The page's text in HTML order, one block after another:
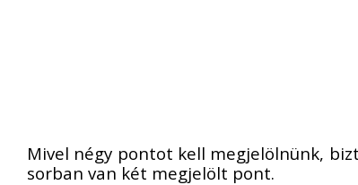
Mivel négy pontot kell megjelölnünk,
sorban van két megjelölt pont.